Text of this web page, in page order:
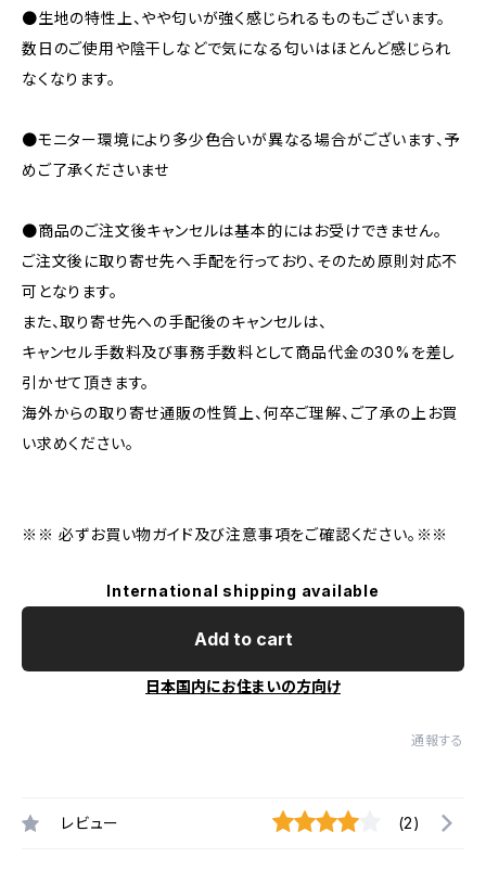
●生地の特性上、やや匂いが強く感じられるものもございます。
数日のご使用や陰干しなどで気になる匂いはほとんど感じられ
なくなります。
●モニター環境により多少色合いが異なる場合がございます、予
めご了承くださいませ
●商品のご注文後キャンセルは基本的にはお受けできません。
ご注文後に取り寄せ先へ手配を行っており、そのため原則対応不
可となります。
また、取り寄せ先への手配後のキャンセルは、
キャンセル手数料及び事務手数料として商品代金の30%を差し
引かせて頂きます。
海外からの取り寄せ通販の性質上、何卒ご理解、ご了承の上お買
い求めください。
※※ 必ずお買い物ガイド及び注意事項をご確認ください。※※
International shipping available
Add to cart
日本国内にお住まいの方向け
通報する
レビュー (2)